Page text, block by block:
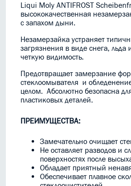
Liqui Moly ANTIFROST
высококачественная
с запахом дыни.
Незамерзайка устраняет
загрязнения в виде снега, льда
четкую видимость.
Предотвращает замерзание
стеклоомывателя и
целом. Абсолютно безопасна
пластиковых деталей.
ПРЕИМУЩЕСТВА:
Замечательно очищает
Не оставляет разводов и
поверхностях после
Обладает приятный
Обеспечивает плавное